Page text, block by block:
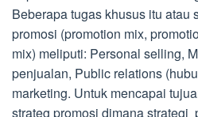
Beberapa tugas khusus itu atau
promosi (promotion mix,
mix) meliputi: Personal selling,
penjualan, Public relations
marketing. Untuk mencapai
strateg promosi dimana strategi